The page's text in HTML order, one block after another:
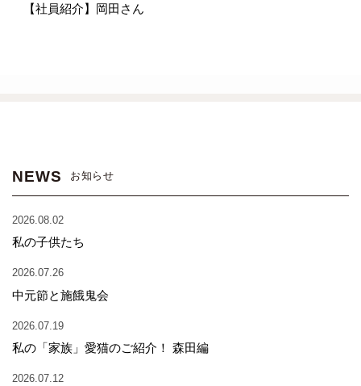
【社員紹介】岡田さん
NEWS お知らせ
2026.08.02
私の子供たち
2026.07.26
中元節と施餓鬼会
2026.07.19
私の「家族」愛猫のご紹介！ 森田編
2026.07.12